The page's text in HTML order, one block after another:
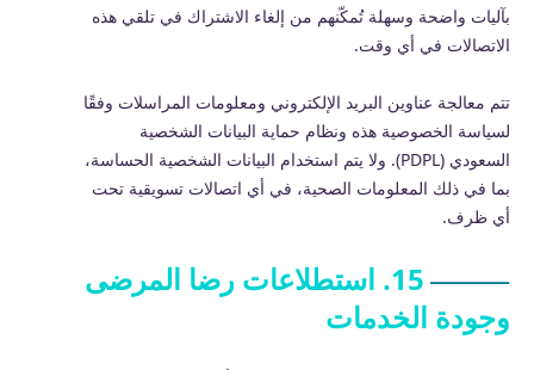
بآليات واضحة وسهلة تُمكّنهم من إلغاء الاشتراك في تلقي هذه
الاتصالات في أي وقت.
تتم معالجة عناوين البريد الإلكتروني ومعلومات المراسلات وفقًا
لسياسة الخصوصية هذه ونظام حماية البيانات الشخصية
السعودي (PDPL). ولا يتم استخدام البيانات الشخصية الحساسة،
بما في ذلك المعلومات الصحية، في أي اتصالات تسويقية تحت
أي ظرف.
15. استطلاعات رضا المرضى
وجودة الخدمات